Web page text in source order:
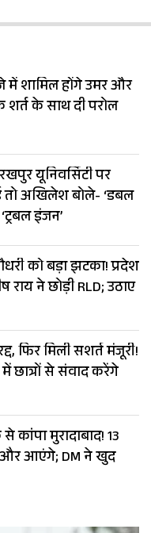
शामिल होंगे उमर और
के साथ दी परोल
यूनिवर्सिटी पर
तो अखिलेश बोले- ‘डबल
इंजन’
को बड़ा झटका! प्रदेश
राय ने छोड़ी RLD; उठाए
फिर मिली सशर्त मंजूरी!
छात्रों से संवाद करेंगे
मुरादाबाद! 13
आएंगे; DM ने खुद